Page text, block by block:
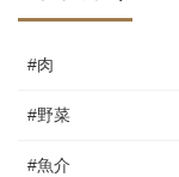
#肉
#野菜
#魚介